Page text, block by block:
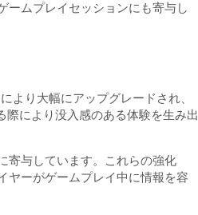
ームプレイセッションにも寄与し
より大幅にアップグレードされ、
により没入感のある体験を生み出
寄与しています。これらの強化
ヤーがゲームプレイ中に情報を容